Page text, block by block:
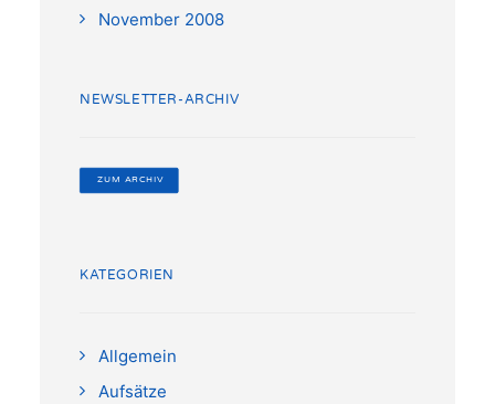
November 2008
NEWSLETTER-ARCHIV
ZUM ARCHIV
KATEGORIEN
Allgemein
Aufsätze